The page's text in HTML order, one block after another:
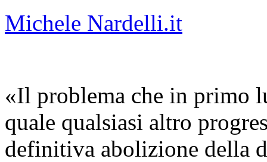
Michele Nardelli.it
«Il problema che in primo
quale qualsiasi altro
definitiva abolizione della